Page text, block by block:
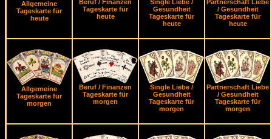
Allgemeine
Tageskarte für
heute
Beruf / Finanzen
Tageskarte für
heute
Single Liebe /
Gesundheit
Tageskarte für
heute
Partnerschaft Liebe
/ Gesundheit
Tageskarte für
heute
Allgemeine
Tageskarte für
morgen
Beruf / Finanzen
Tageskarte für
morgen
Single Liebe /
Gesundheit
Tageskarte für
morgen
Partnerschaft Liebe
/ Gesundheit
Tageskarte für
morgen